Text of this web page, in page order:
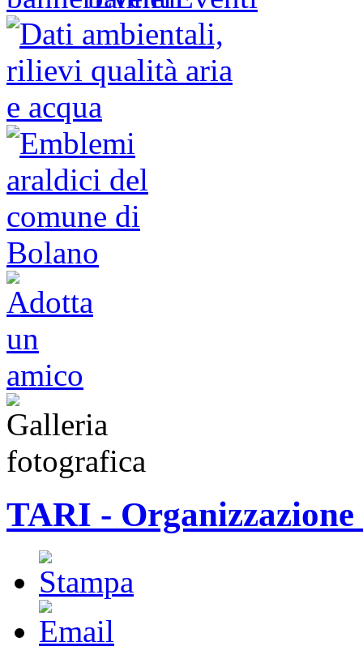
TARI - Organizzazione